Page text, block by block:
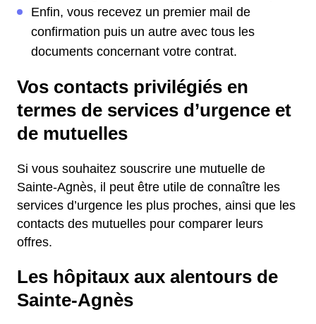
Enfin, vous recevez un premier mail de
confirmation puis un autre avec tous les
documents concernant votre contrat.
Vos contacts privilégiés en
termes de services d’urgence et
de mutuelles
Si vous souhaitez souscrire une mutuelle de
Sainte-Agnès, il peut être utile de connaître les
services d’urgence les plus proches, ainsi que les
contacts des mutuelles pour comparer leurs
offres.
Les hôpitaux aux alentours de
Sainte-Agnès